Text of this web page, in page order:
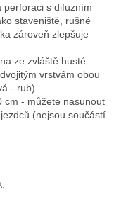
perforaci s difuzním
staveniště, rušné
zároveň zlepšuje
ze zvláště husté
vrstvám obou
- rub).
cm - můžete nasunout
(nejsou součástí